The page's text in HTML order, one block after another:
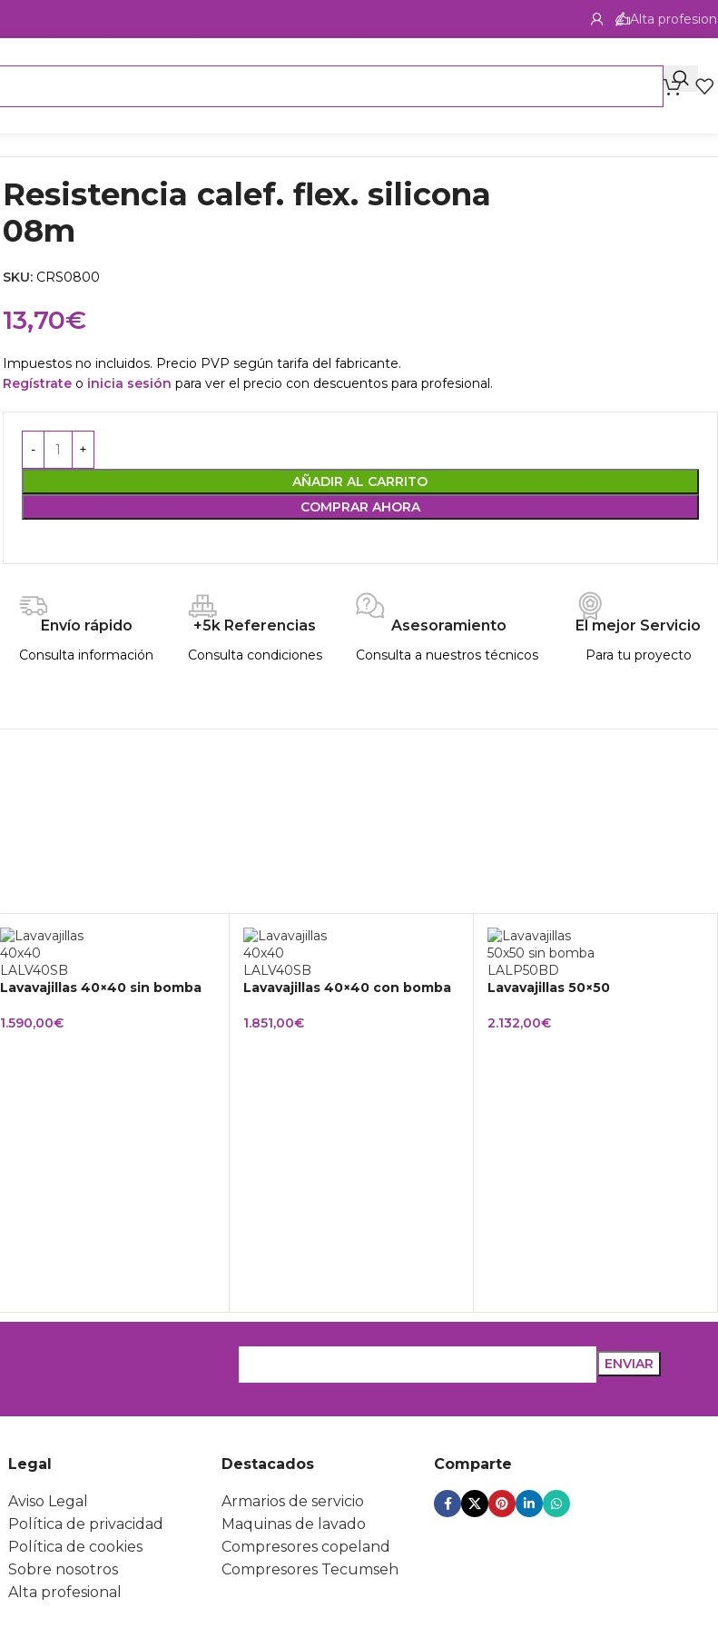
Alta
Resistencia calef. flex. silicona
08m
SKU: CRS0800
13,70€
Impuestos no incluidos. Precio PVP según tarifa del fabricante.
Regístrateo inicia sesión para ver el precio con descuentos para profesional.
AÑADIR AL CARRITO
COMPRAR AHORA
Envío rápido
Consulta información
+5k Referencias
Consulta condiciones
Asesoramiento
Consulta a nuestros técnicos
El mejor Servicio
Para tu proyecto
Lavavajillas 40×40 sin bomba
1.590,00€
Lavavajillas 40×40 con bomba
1.851,00€
Lavavajillas 50×50
2.132,00€
Legal
Aviso Legal
Política de privacidad
Política de cookies
Sobre nosotros
Alta profesional
Destacados
Armarios de servicio
Maquinas de lavado
Compresores copeland
Compresores Tecumseh
Comparte